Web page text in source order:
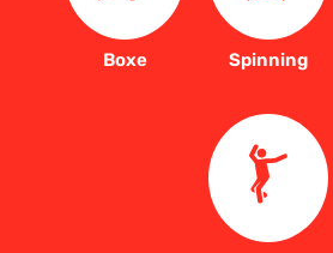
Boxe Spinning